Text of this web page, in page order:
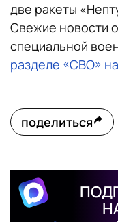
две ракеты
Свежие новости
специальной
разделе «СВО»
поделиться